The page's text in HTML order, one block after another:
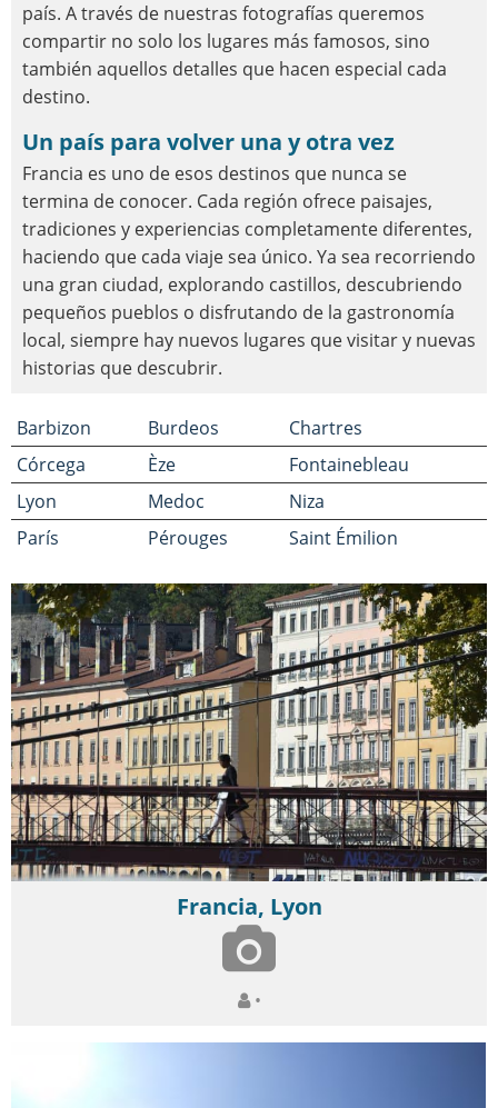
país. A través de nuestras fotografías queremos
compartir no solo los lugares más famosos, sino
también aquellos detalles que hacen especial cada
destino.
Un país para volver una y otra vez
Francia es uno de esos destinos que nunca se
termina de conocer. Cada región ofrece paisajes,
tradiciones y experiencias completamente diferentes,
haciendo que cada viaje sea único. Ya sea recorriendo
una gran ciudad, explorando castillos, descubriendo
pequeños pueblos o disfrutando de la gastronomía
local, siempre hay nuevos lugares que visitar y nuevas
historias que descubrir.
Barbizon Burdeos
Chartres
Córcega
Èze
Fontainebleau
Lyon
Medoc
Niza
París
Pérouges Saint Émilion
Francia, Lyon
•